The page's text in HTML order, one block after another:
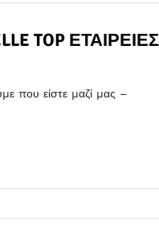
TOP ΕΤΑΙΡΕΊΕΣ
που είστε μαζί μας –